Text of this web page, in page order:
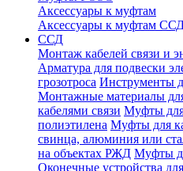
Аксессуары к муфтам
Аксессуары к муфтам
ССД
Монтаж кабелей связи и
Арматура для подвески
грозотроса Инструменты
Монтажные материалы
кабелями связи Муфты для
полиэтилена Муфты для
свинца, алюминия или
на объектах РЖД Муфты
Оконечные устройства